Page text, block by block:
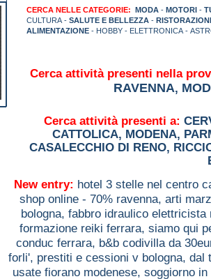
CERCA NELLE CATEGORIE: MODA - MOTORI -
CULTURA - SALUTE E BELLEZZA -
ALIMENTAZIONE - HOBBY - ELETTRONICA -
Cerca attività presenti nella
RAVENNA,
Cerca attività presenti a:
CATTOLICA, MODENA,
CASALECCHIO DI RENO,
New entry: hotel 3 stelle nel centro
shop online - 70% ravenna, arti
bologna, fabbro idraulico
formazione reiki ferrara, siamo qui
conduc ferrara, b&b codivilla da
forli', prestiti e cessioni v bologna, dal
usate fiorano modenese, soggiorno